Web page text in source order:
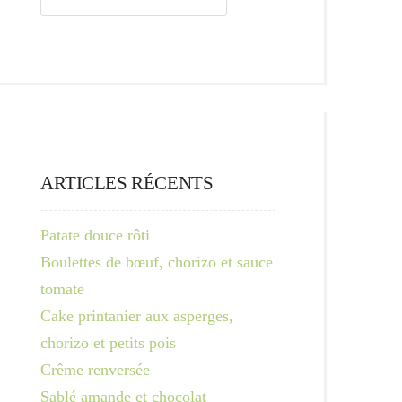
ARTICLES RÉCENTS
Patate douce rôti
Boulettes de bœuf, chorizo et sauce
tomate
Cake printanier aux asperges,
chorizo et petits pois
Crême renversée
Sablé amande et chocolat